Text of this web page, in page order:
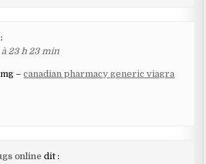
23 h 23 min
–canadian pharmacy generic viagra
online dit :